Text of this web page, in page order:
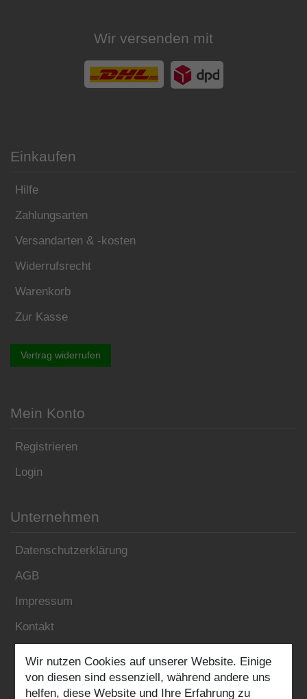
Wir versenden mit
Einkaufen
Hilfe
Zahlungsarten
Versandarten & -kosten
Widerrufsrecht
Warenkorb
Zur Kasse
Vertrag widerrufen
Mein Konto
Registrieren
Login
Unternehmen
Datenschutzerklärung
AGB
Impressum
Kontakt
Folgen Sie uns:
Wir nutzen Cookies auf unserer Website. Einige
von diesen sind essenziell, während andere uns
helfen, diese Website und Ihre Erfahrung zu